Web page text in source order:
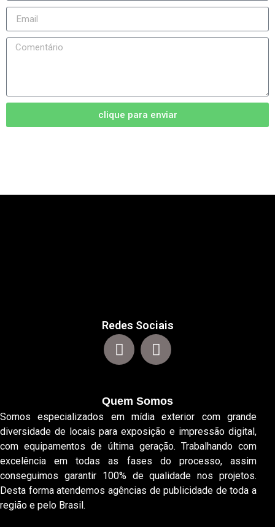
clique para enviar
Redes Sociais
Quem Somos
Somos especializados em mídia exterior com grande
diversidade de locais para exposição e impressão digital,
com equipamentos de última geração. Trabalhando com
excelência em todas as fases do processo, assim
conseguimos garantir 100% de qualidade nos projetos.
Desta forma atendemos agências de publicidade de toda a
região e pelo Brasil.